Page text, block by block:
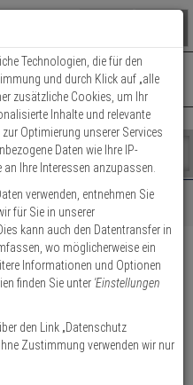
WARENKORB
ist momentan leer.
()
Fertig
- 16:30 | Fr.: 8:00 - 14:00 Uhr
nutzen
Technologien, die für den
und durch Klick auf „alle
zusätzliche Cookies, um Ihr
Inhalte und relevante
Optimierung unserer Services
Daten wie Ihre IP-
Ihre Interessen anzupassen.
verwenden, entnehmen Sie
für Sie in unserer
kann auch den Datentransfer in
wo möglicherweise ein
Informationen und Optionen
finden Sie unter 'Einstellungen
den Link „Datenschutz
Zustimmung verwenden wir nur